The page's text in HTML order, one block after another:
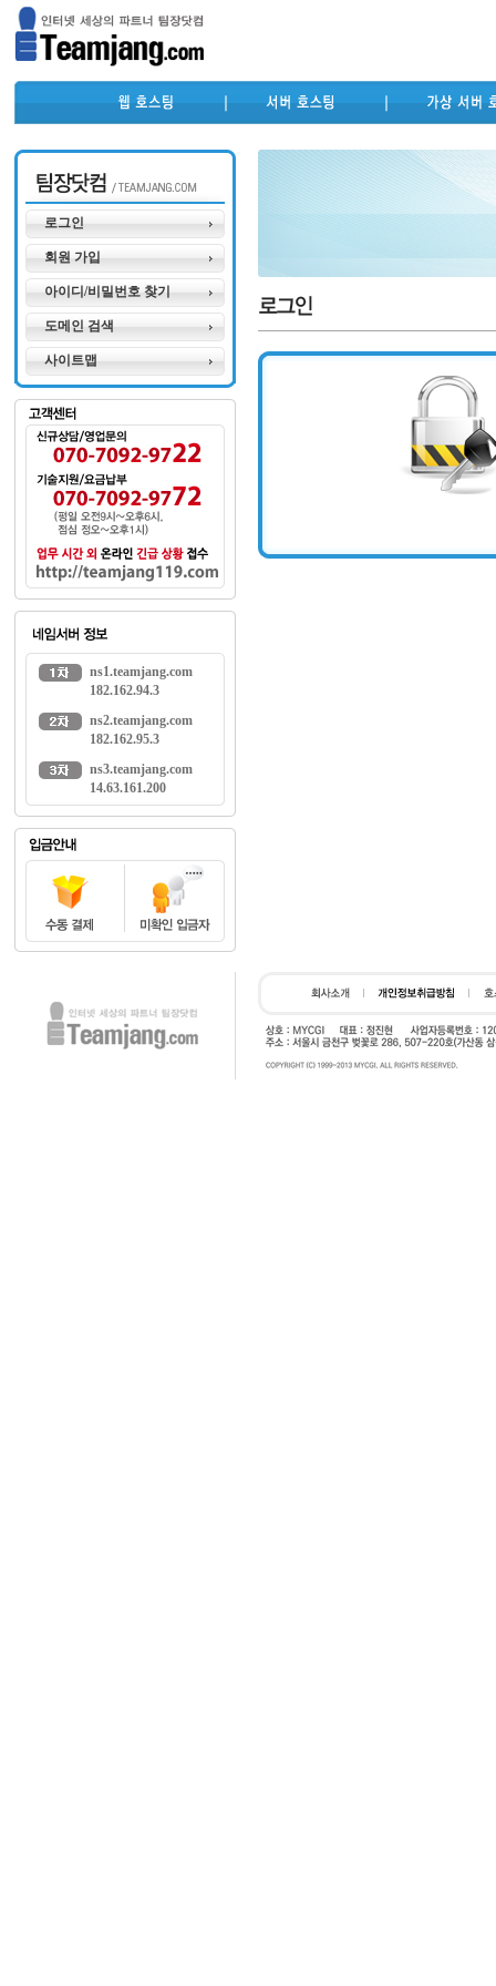
로그인
회원 가입
아이디/비밀번호 찾기
도메인 검색
사이트맵
ns1.teamjang.com
182.162.94.3
ns2.teamjang.com
182.162.95.3
ns3.teamjang.com
14.63.161.200